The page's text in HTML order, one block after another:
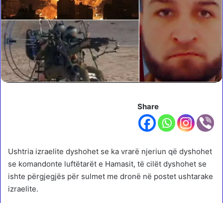
Share
Ushtria izraelite dyshohet se ka vrarë njeriun që dyshohet
se komandonte luftëtarët e Hamasit, të cilët dyshohet se
ishte përgjegjës për sulmet me dronë në postet ushtarake
izraelite.